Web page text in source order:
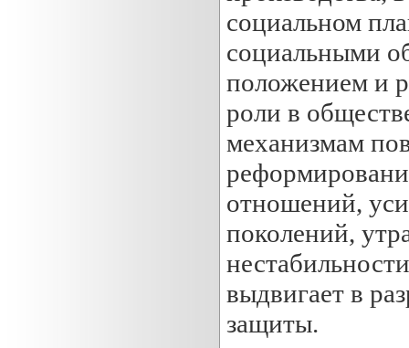
социальном
социальными
положением и
роли в
механизмам
отношений,
поколений,
выдвигает в
защиты.